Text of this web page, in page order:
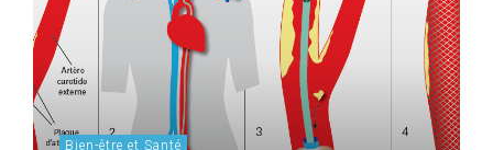
Bien-être et Santé